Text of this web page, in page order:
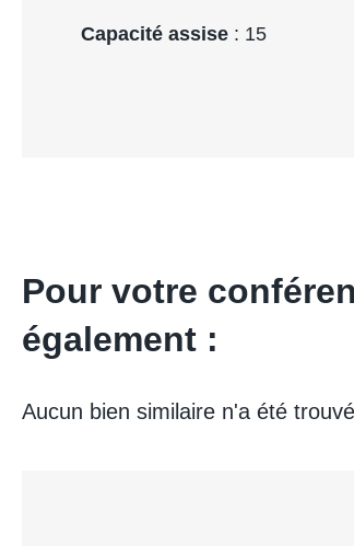
Capacité assise : 15
Pour votre
également :
Aucun bien similaire n'a été